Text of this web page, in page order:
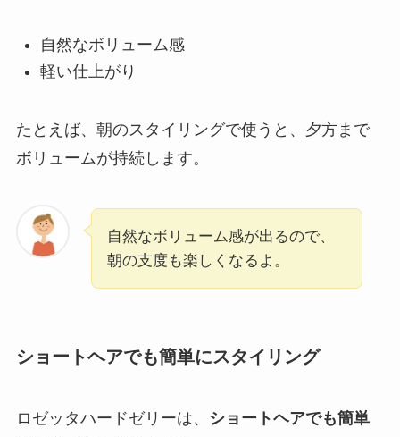
自然なボリューム感
軽い仕上がり
たとえば、朝のスタイリングで使うと、夕方まで
ボリュームが持続します。
自然なボリューム感が出るので、
朝の支度も楽しくなるよ。
ショートヘアでも簡単にスタイリング
ロゼッタハードゼリーは、
ショートヘアでも簡単